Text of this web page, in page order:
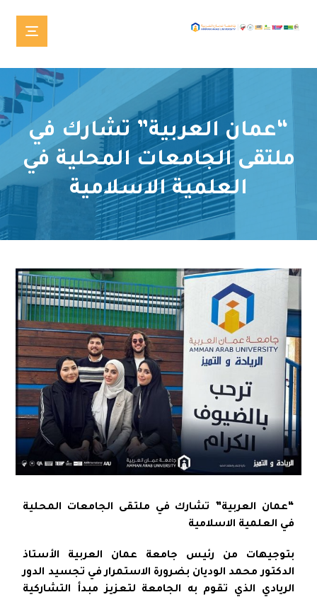
“عمان العربية” تشارك في
ملتقى الجامعات المحلية في
العلمية الاسلامية
“عمان العربية” تشارك في ملتقى الجامعات المحلية
في العلمية الاسلامية
بتوجيهات من رئيس جامعة عمان العربية الأستاذ
الدكتور محمد الوديان بضرورة الاستمرار في تجسيد الدور
الريادي الذي تقوم به الجامعة لتعزيز مبدأ التشاركية